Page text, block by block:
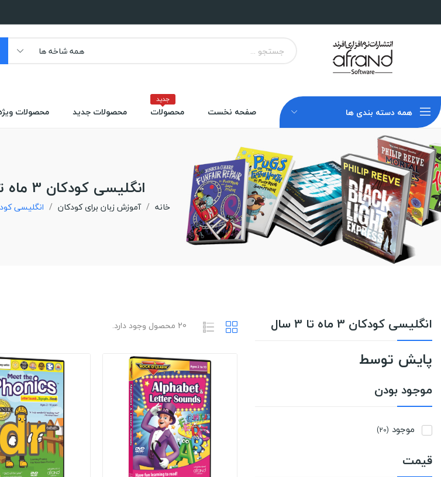
همه شاخه ها
همه دسته بندی ها صفحه نخست محصولات
جدید
محصولات جدید محصولات
انگلیسی کودکان 3 ماه تا 3 سال
خانه آموزش زبان برای کودکان انگلیسی کودکان 3 ماه
انگلیسی کودکان 3 ماه تا 3 سال
پایش توسط
موجود بودن
موجود (20)
قیمت
20 محصول وجود دارد.